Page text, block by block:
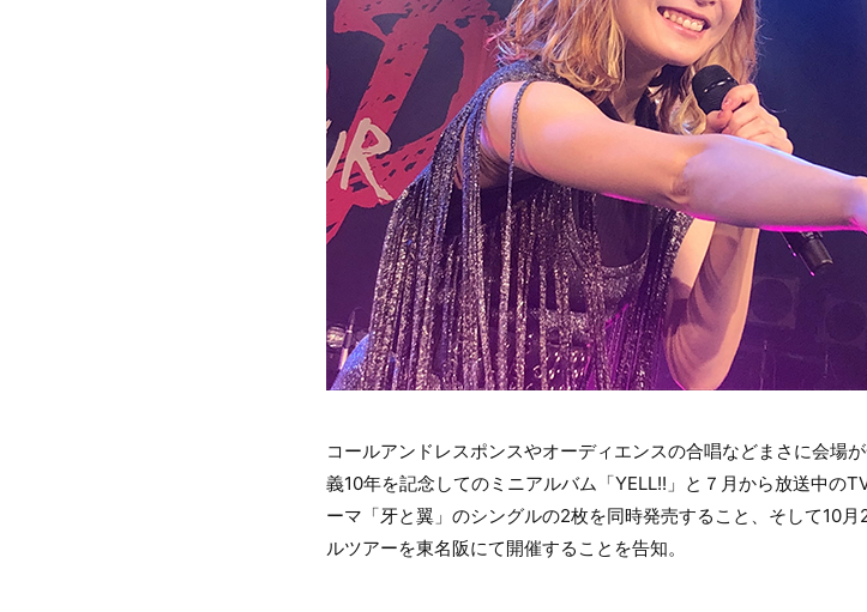
コールアンドレスポンスやオーディエンスの合唱などまさに会場
義10年を記念してのミニアルバム「YELL!!」と７月から放送中の
ーマ「牙と翼」のシングルの2枚を同時発売すること、そして10
ルツアーを東名阪にて開催することを告知。